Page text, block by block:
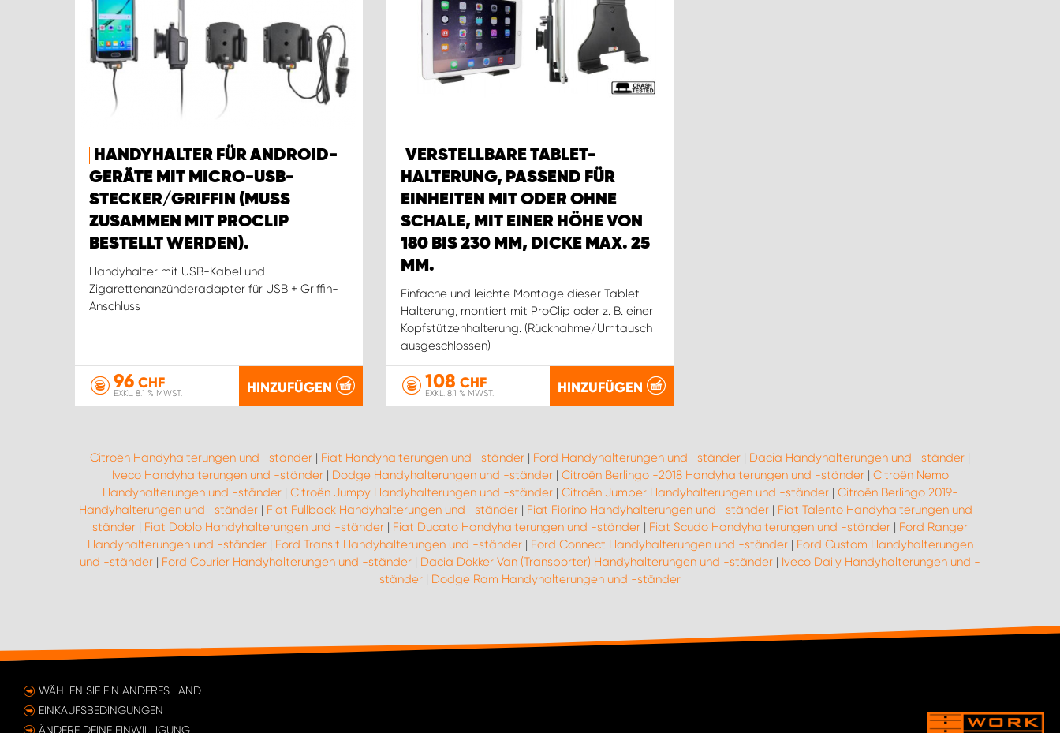
HANDYHALTER FÜR ANDROID-
GERÄTE MIT MICRO-USB-
STECKER/GRIFFIN (MUSS
ZUSAMMEN MIT PROCLIP
BESTELLT WERDEN).
Handyhalter mit USB-Kabel und
Zigarettenanzünderadapter für USB + Griffin-
Anschluss
96 CHF
EXKL. 8.1 % MWST. HINZUFÜGEN
VERSTELLBARE TABLET-
HALTERUNG, PASSEND FÜR
EINHEITEN MIT ODER OHNE
SCHALE, MIT EINER HÖHE VON
180 BIS 230 MM, DICKE MAX. 25
MM.
Einfache und leichte Montage dieser Tablet-
Halterung, montiert mit ProClip oder z. B. einer
Kopfstützenhalterung. (Rücknahme/Umtausch
ausgeschlossen)
108 CHF
EXKL. 8.1 % MWST. HINZUFÜGEN
Citroën Handyhalterungen und -ständer | Fiat Handyhalterungen und -ständer | Ford Handyhalterungen und -ständer | Dacia Handyhalterungen und -ständer |
Iveco Handyhalterungen und -ständer| Dodge Handyhalterungen und -ständer| Citroën Berlingo -2018 Handyhalterungen und -ständer| Citroën Nemo
Handyhalterungen und -ständer| Citroën Jumpy Handyhalterungen und -ständer| Citroën Jumper Handyhalterungen und -ständer| Citroën Berlingo 2019-
Handyhalterungen und -ständer| Fiat Fullback Handyhalterungen und -ständer| Fiat Fiorino Handyhalterungen und -ständer| Fiat Talento Handyhalterungen und -
ständer | Fiat Doblo Handyhalterungen und -ständer | Fiat Ducato Handyhalterungen und -ständer | Fiat Scudo Handyhalterungen und -ständer | Ford Ranger
Handyhalterungen und -ständer| Ford Transit Handyhalterungen und -ständer| Ford Connect Handyhalterungen und -ständer| Ford Custom Handyhalterungen
und -ständer | Ford Courier Handyhalterungen und -ständer | Dacia Dokker Van (Transporter) Handyhalterungen und -ständer | Iveco Daily Handyhalterungen und -
ständer | Dodge Ram Handyhalterungen und -ständer
WÄHLEN SIE EIN ANDERES LAND
EINKAUFSBEDINGUNGEN
ÄNDERE DEINE EINWILLIGUNG